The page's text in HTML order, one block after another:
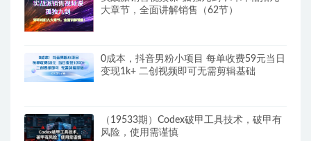
大章节，全面讲解销售（62节）
0成本，抖音男粉小项目 每单收费59元当日
变现1k+ 二创视频即可无需剪辑基础
（19533期）Codex破甲工具技术，破甲有
风险，使用需谨慎